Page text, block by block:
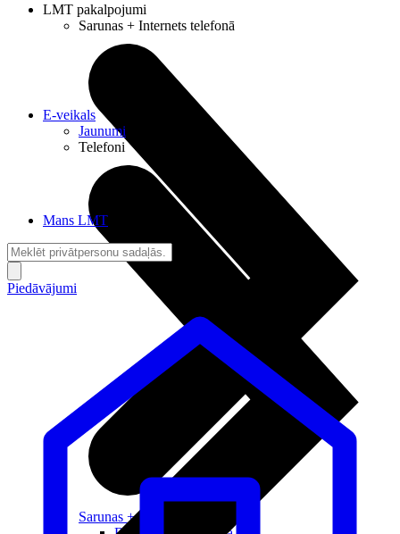
LMT pakalpojumi
Sarunas + Internets telefonā
Sarunas + Internets
E-veikals
Jaunumi
Telefoni
Mans LMT
Piedāvājumi